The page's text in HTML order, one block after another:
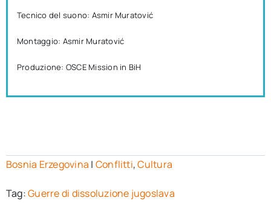
Tecnico del suono: Asmir Muratović
Montaggio: Asmir Muratović
Produzione: OSCE Mission in BiH
Bosnia Erzegovina | Conflitti,Cultura
Tag:Guerre di dissoluzione jugoslava